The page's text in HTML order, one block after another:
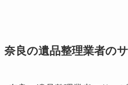
奈良の遺品整理業者の